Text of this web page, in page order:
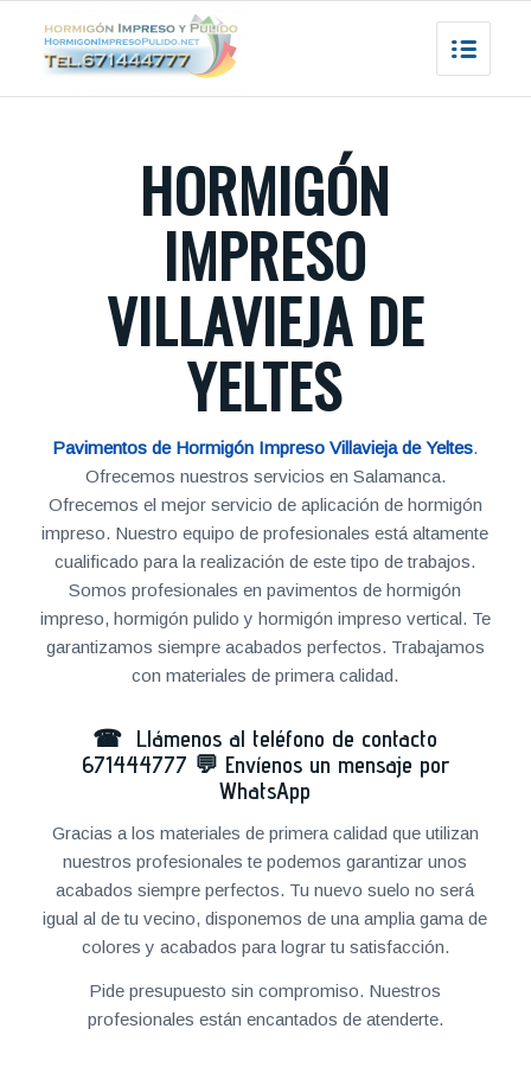
HORMIGÓN
IMPRESO
VILLAVIEJA DE
YELTES
Pavimentos de Hormigón Impreso Villavieja de Yeltes.
Ofrecemos nuestros servicios en Salamanca.
Ofrecemos el mejor servicio de aplicación de hormigón
impreso. Nuestro equipo de profesionales está altamente
cualificado para la realización de este tipo de trabajos.
Somos profesionales en pavimentos de hormigón
impreso, hormigón pulido y hormigón impreso vertical. Te
garantizamos siempre acabados perfectos. Trabajamos
con materiales de primera calidad.
☎ Llámenos al teléfono de contacto
671444777 💬 Envíenos un mensaje por
WhatsApp
Gracias a los materiales de primera calidad que utilizan
nuestros profesionales te podemos garantizar unos
acabados siempre perfectos. Tu nuevo suelo no será
igual al de tu vecino, disponemos de una amplia gama de
colores y acabados para lograr tu satisfacción.
Pide presupuesto sin compromiso. Nuestros
profesionales están encantados de atenderte.